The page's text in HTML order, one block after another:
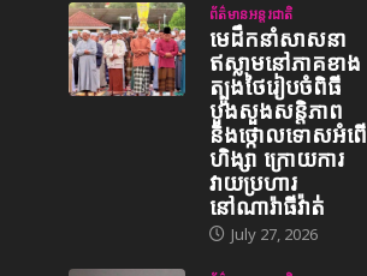
ព័ត៌មានអន្តរជាតិ
មេដឹកនាំសាសនា
ឥស្លាមនៅភាគខាង
ត្បូងថៃរៀបចំពិធី
បួងសួងសន្តិភាព
និងថ្កោលទោសអំពើ
ហិង្សា ក្រោយការ
វាយប្រហារ
នៅណារ៉ាធីវ៉ាត់
July 27, 2026